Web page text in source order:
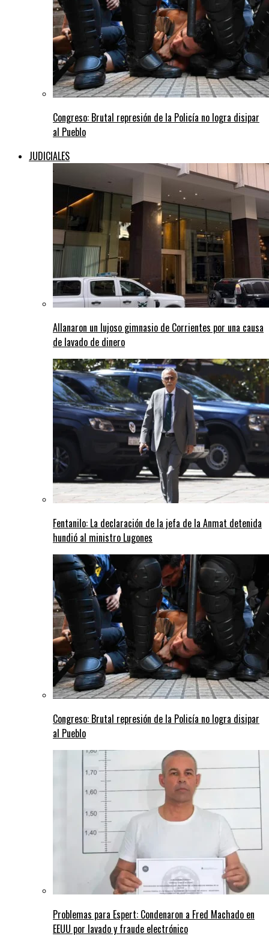
Congreso: Brutal represión de la Policía no logra disipar
al Pueblo
JUDICIALES
Allanaron un lujoso gimnasio de Corrientes por una causa
de lavado de dinero
Fentanilo: La declaración de la jefa de la Anmat detenida
hundió al ministro Lugones
Congreso: Brutal represión de la Policía no logra disipar
al Pueblo
Problemas para Espert: Condenaron a Fred Machado en
EEUU por lavado y fraude electrónico